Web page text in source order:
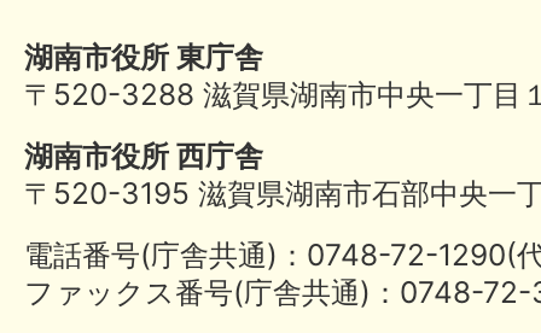
湖南市役所 東庁舎
〒520-3288 滋賀県湖南市中央一丁目
湖南市役所 西庁舎
〒520-3195 滋賀県湖南市石部中央一
電話番号(庁舎共通)：0748-72-
ファックス番号(庁舎共通)：0748-